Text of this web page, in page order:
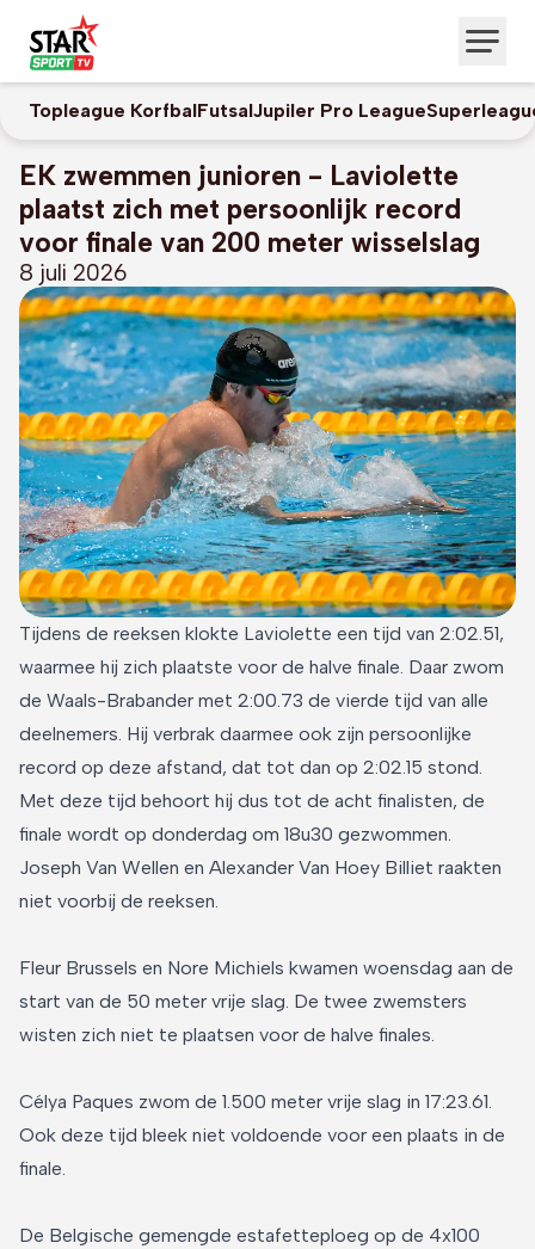
Topleague KorfbalFutsalJupiler Pro League
EK zwemmen junioren - Laviolette
plaatst zich met persoonlijk record
voor finale van 200 meter wisselslag
8 juli 2026
Tijdens de reeksen klokte Laviolette een tijd van 2:02.51,
waarmee hij zich plaatste voor de halve finale. Daar zwom
de Waals-Brabander met 2:00.73 de vierde tijd van alle
deelnemers. Hij verbrak daarmee ook zijn persoonlijke
record op deze afstand, dat tot dan op 2:02.15 stond.
Met deze tijd behoort hij dus tot de acht finalisten, de
finale wordt op donderdag om 18u30 gezwommen.
Joseph Van Wellen en Alexander Van Hoey Billiet raakten
niet voorbij de reeksen.
Fleur Brussels en Nore Michiels kwamen woensdag aan de
start van de 50 meter vrije slag. De twee zwemsters
wisten zich niet te plaatsen voor de halve finales.
Célya Paques zwom de 1.500 meter vrije slag in 17:23.61.
Ook deze tijd bleek niet voldoende voor een plaats in de
finale.
De Belgische gemengde estafetteploeg op de 4x100